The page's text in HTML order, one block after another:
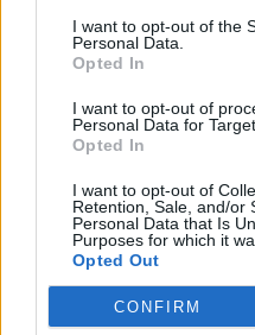
I want to opt-out of the
Personal Data.
Opted In
I want to opt-out of
Personal Data for
Opted In
I want to opt-out of
Retention, Sale, and/or
Personal Data that Is
Purposes for which it
Opted Out
CONFIRM
pajutę simptomus skuba į
Žinios | Lietuvos diena
A. Dulkio verdiktas:
Žinios | Lietuvos diena
Pirmenybė vakcinuotis
COVID-19 bus teikiama